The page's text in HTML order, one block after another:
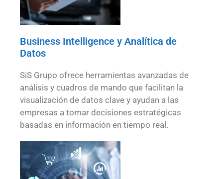
Business Intelligence y Analítica de
Datos
SiS Grupo ofrece herramientas avanzadas de
análisis y cuadros de mando que facilitan la
visualización de datos clave y ayudan a las
empresas a tomar decisiones estratégicas
basadas en información en tiempo real.